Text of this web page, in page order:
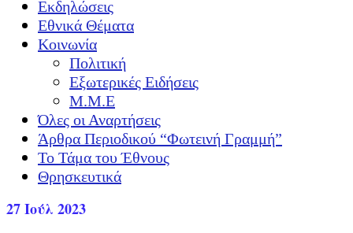
Εκδηλώσεις
Εθνικά Θέματα
Κοινωνία
Πολιτική
Εξωτερικές Ειδήσεις
Μ.Μ.Ε
Όλες οι Αναρτήσεις
Άρθρα Περιοδικού “Φωτεινή Γραμμή”
Το Τάμα του Έθνους
Θρησκευτικά
27Ιούλ 2023